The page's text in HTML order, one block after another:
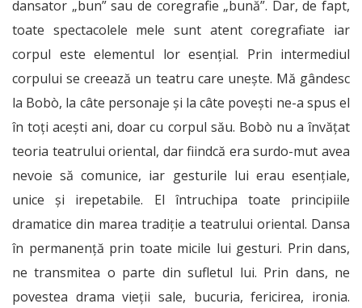
dansator „bun” sau de coregrafie „bună”. Dar, de fapt,
toate spectacolele mele sunt atent coregrafiate iar
corpul este elementul lor esențial. Prin intermediul
corpului se creează un teatru care unește. Mă gândesc
la Bobò, la câte personaje și la câte povești ne-a spus el
în toți acești ani, doar cu corpul său. Bobò nu a învățat
teoria teatrului oriental, dar fiindcă era surdo-mut avea
nevoie să comunice, iar gesturile lui erau esențiale,
unice și irepetabile. El întruchipa toate principiile
dramatice din marea tradiție a teatrului oriental. Dansa
în permanență prin toate micile lui gesturi. Prin dans,
ne transmitea o parte din sufletul lui. Prin dans, ne
povestea drama vieții sale, bucuria, fericirea, ironia.